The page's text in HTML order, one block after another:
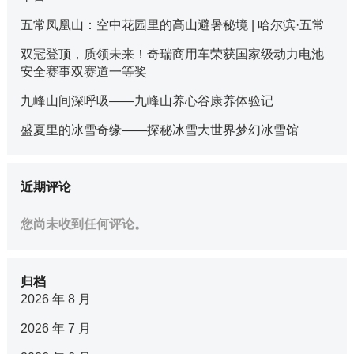
五常凤凰山：空中花园里的高山避暑秘境 | 哈尔滨·五常
双冠登顶，质领未来！奇瑞商用车荣获国家级动力电池
安全赛事双赛道一等奖
九峰山间深呼吸——九峰山养心谷康养体验记
盛夏里的冰雪奇缘——探秘冰雪大世界梦幻冰雪馆
近期评论
您尚未收到任何评论。
归档
2026 年 8 月
2026 年 7 月